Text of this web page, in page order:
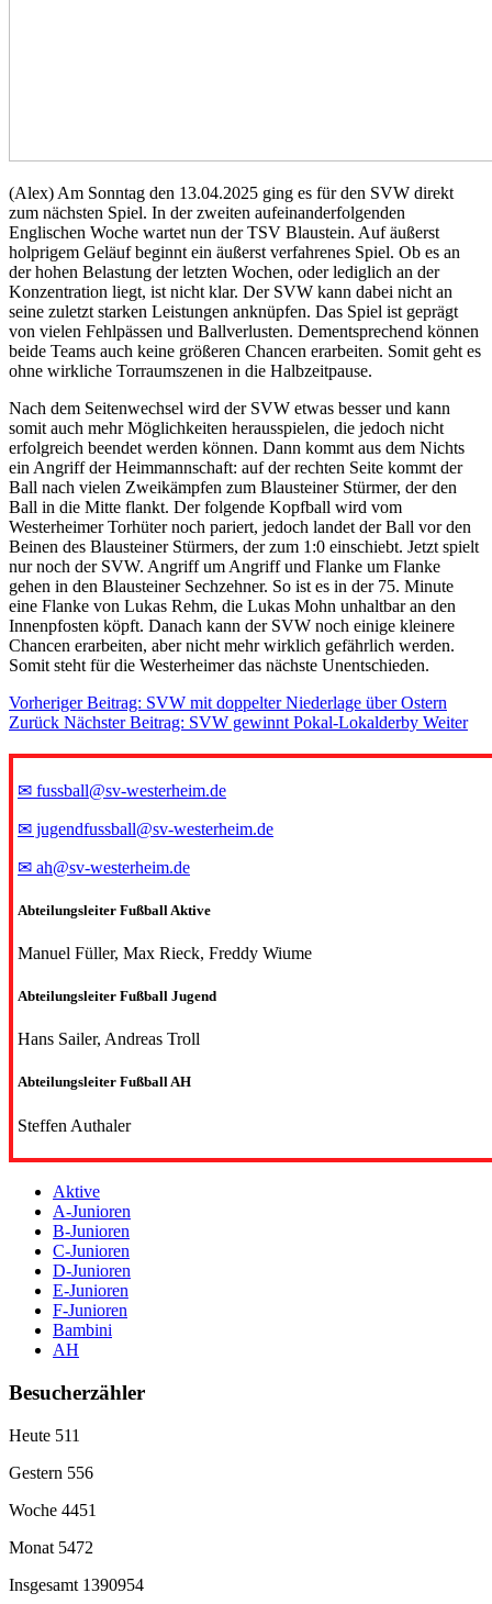
(Alex) Am Sonntag den 13.04.2025 ging es für den SVW direkt
zum nächsten Spiel. In der zweiten aufeinanderfolgenden
Englischen Woche wartet nun der TSV Blaustein. Auf äußerst
holprigem Geläuf beginnt ein äußerst verfahrenes Spiel. Ob es an
der hohen Belastung der letzten Wochen, oder lediglich an der
Konzentration liegt, ist nicht klar. Der SVW kann dabei nicht an
seine zuletzt starken Leistungen anknüpfen. Das Spiel ist geprägt
von vielen Fehlpässen und Ballverlusten. Dementsprechend können
beide Teams auch keine größeren Chancen erarbeiten. Somit geht es
ohne wirkliche Torraumszenen in die Halbzeitpause.
Nach dem Seitenwechsel wird der SVW etwas besser und kann
somit auch mehr Möglichkeiten herausspielen, die jedoch nicht
erfolgreich beendet werden können. Dann kommt aus dem Nichts
ein Angriff der Heimmannschaft: auf der rechten Seite kommt der
Ball nach vielen Zweikämpfen zum Blausteiner Stürmer, der den
Ball in die Mitte flankt. Der folgende Kopfball wird vom
Westerheimer Torhüter noch pariert, jedoch landet der Ball vor den
Beinen des Blausteiner Stürmers, der zum 1:0 einschiebt. Jetzt spielt
nur noch der SVW. Angriff um Angriff und Flanke um Flanke
gehen in den Blausteiner Sechzehner. So ist es in der 75. Minute
eine Flanke von Lukas Rehm, die Lukas Mohn unhaltbar an den
Innenpfosten köpft. Danach kann der SVW noch einige kleinere
Chancen erarbeiten, aber nicht mehr wirklich gefährlich werden.
Somit steht für die Westerheimer das nächste Unentschieden.
Vorheriger Beitrag: SVW mit doppelter Niederlage über Ostern
Zurück Nächster Beitrag: SVW gewinnt Pokal-Lokalderby Weiter
✉ fussball@sv-westerheim.de
✉ jugendfussball@sv-westerheim.de
✉ ah@sv-westerheim.de
Abteilungsleiter Fußball Aktive
Manuel Füller, Max Rieck, Freddy Wiume
Abteilungsleiter Fußball Jugend
Hans Sailer, Andreas Troll
Abteilungsleiter Fußball AH
Steffen Authaler
Aktive
A-Junioren
B-Junioren
C-Junioren
D-Junioren
E-Junioren
F-Junioren
Bambini
AH
Besucherzähler
Heute 511
Gestern 556
Woche 4451
Monat 5472
Insgesamt 1390954